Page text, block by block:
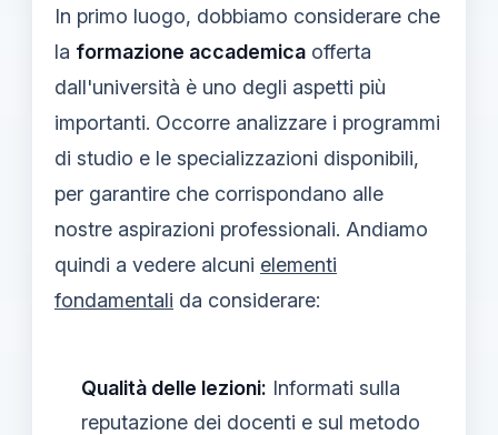
In primo luogo, dobbiamo considerare che
la formazione accademica offerta
dall'università è uno degli aspetti più
importanti. Occorre analizzare i programmi
di studio e le specializzazioni disponibili,
per garantire che corrispondano alle
nostre aspirazioni professionali. Andiamo
quindi a vedere alcuni elementi
fondamentali da considerare:
Qualità delle lezioni: Informati sulla
reputazione dei docenti e sul metodo